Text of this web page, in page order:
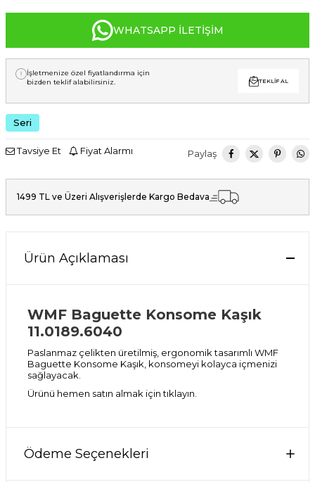
WHATSAPP İLETIŞIM
İşletmenize özel fiyatlandırma için
bizden teklif alabilirsiniz.
TEKLIF AL
Seri
Tavsiye Et Fiyat Alarmı Paylaş
1499 TL ve Üzeri Alışverişlerde Kargo Bedava
Ürün Açıklaması
WMF Baguette Konsome Kaşık
11.0189.6040
Paslanmaz çelikten üretilmiş, ergonomik tasarımlı WMF
Baguette Konsome Kaşık, konsomeyi kolayca içmenizi
sağlayacak.
Ürünü hemen satın almak içintıklayın
Ödeme Seçenekleri